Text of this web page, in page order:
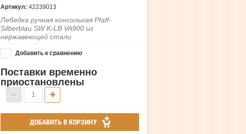
Артикул: 42239013
Лебедка ручная консольная Pfaff-
Silberblau SW K-LB VA900 из
нержавеющей стали
Добавить к сравнению
Поставки временно
приостановлены
ДОБАВИТЬ В КОРЗИНУ